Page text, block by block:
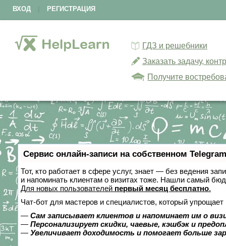
ВХОД РЕГИСТРАЦИЯ
ГДЗ и решебники
Заказать задачу,
Получите
Сервис онлайн-записи на собственном
Тот, кто работает в сфере услуг, знает — без ведения
и напоминать клиентам о визитах тоже. Нашли самый
Для новых пользователей первый месяц бесплатно.
Чат-бот для мастеров и специалистов, который упрощает
— Сам записывает клиентов и напоминает им о
— Персонализирует скидки, чаевые, кэшбэк и
— Увеличивает доходимость и помогает больше